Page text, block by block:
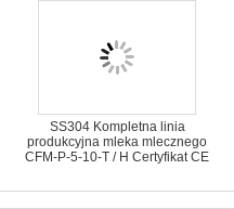
SS304 Kompletna linia
produkcyjna mleka mlecznego
CFM-P-5-10-T / H Certyfikat CE